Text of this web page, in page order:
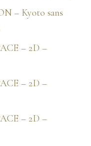
– Kyoto sans
– 2D –
– 2D –
– 2D –